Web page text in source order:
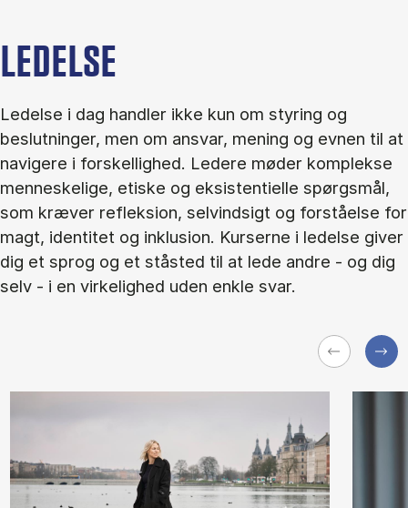
LEDELSE
Ledelse i dag handler ikke kun om styring og
beslutninger, men om ansvar, mening og evnen til at
navigere i forskellighed. Ledere møder komplekse
menneskelige, etiske og eksistentielle spørgsmål,
som kræver refleksion, selvindsigt og forståelse for
magt, identitet og inklusion. Kurserne i ledelse giver
dig et sprog og et ståsted til at lede andre - og dig
selv - i en virkelighed uden enkle svar.